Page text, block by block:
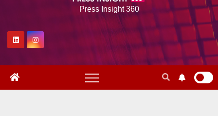
Press Insight 360